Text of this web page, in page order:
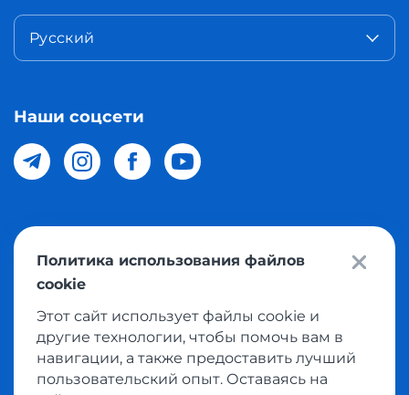
Русский
Наши соцсети
© 2026 Meest Shopping доставка покупок с интернет
магазинов мира в Узбекистан. Все права защищены
Политика конфиденциальности
Условия использования сервисом выкупа товаров
Политика использования файлов
cookie
Этот сайт использует файлы cookie и
другие технологии, чтобы помочь вам в
навигации, а также предоставить лучший
пользовательский опыт. Оставаясь на